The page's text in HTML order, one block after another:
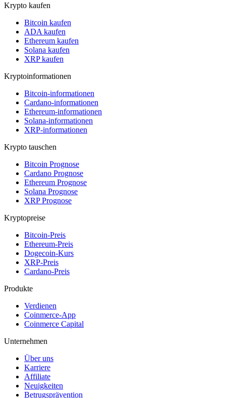
Krypto kaufen
Bitcoin kaufen
ADA kaufen
Ethereum kaufen
Solana kaufen
XRP kaufen
Kryptoinformationen
Bitcoin-informationen
Cardano-informationen
Ethereum-informationen
Solana-informationen
XRP-informationen
Krypto tauschen
Bitcoin Prognose
Cardano Prognose
Ethereum Prognose
Solana Prognose
XRP Prognose
Kryptopreise
Bitcoin-Preis
Ethereum-Preis
Dogecoin-Kurs
XRP-Preis
Cardano-Preis
Produkte
Verdienen
Coinmerce-App
Coinmerce Capital
Unternehmen
Über uns
Karriere
Affiliate
Neuigkeiten
Betrugsprävention